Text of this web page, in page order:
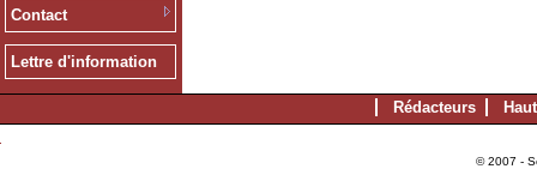
Contact
Lettre d'information
Rédacteurs
© 2007 -